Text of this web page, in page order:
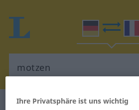
Deutsch-Französisch Wörterbuch
Ihre Privatsphäre ist uns wichtig